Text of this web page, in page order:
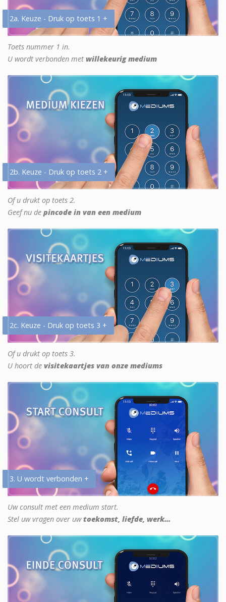
2a. Keuze - Druk op toets 1 +
Toets nummer 1 in.
U wordt verbonden met willekeurig medium
2b. Keuze - Druk op toets 2 +
Of u drukt op toets 2.
Geef nu de pincode in van een medium
2c. Keuze - Druk op toets 3 +
Of u drukt op toets 3.
U hoort de visitekaartjes van onze mediums
3. U wordt verbonden +
Uw consult met een medium start.
Stel uw vragen over uwtoekomst, liefde, werk...